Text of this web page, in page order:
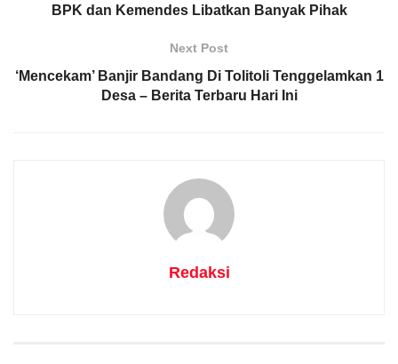
BPK dan Kemendes Libatkan Banyak Pihak
Next Post
‘Mencekam’ Banjir Bandang Di Tolitoli Tenggelamkan 1
Desa – Berita Terbaru Hari Ini
Redaksi